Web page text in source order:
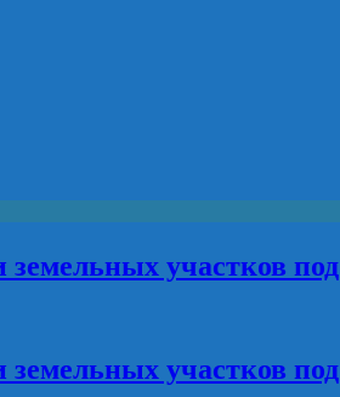
земельных участков
земельных участков